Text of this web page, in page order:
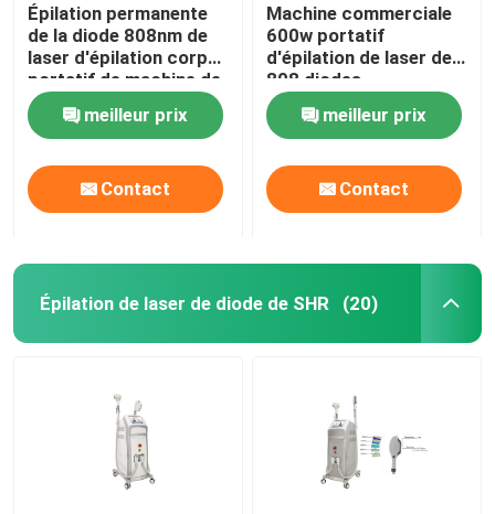
Épilation permanente
de la diode 808nm de
laser d'épilation corps
portatif de machine de
plein
meilleur prix
Contact
Machine commerciale
600w portatif
d'épilation de laser de
808 diodes
meilleur prix
Contact
Épilation de laser de diode de SHR (20)